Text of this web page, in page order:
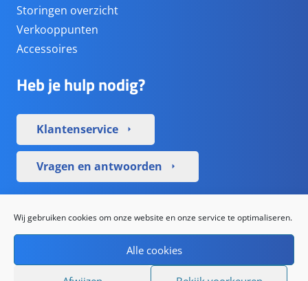
Wij gebruiken cookies om onze website en onze service te optimaliseren.
Alle cookies
Storingen overzicht
Verkooppunten
Accessoires
Heb je hulp nodig?
Klantenservice arrow_right
Vragen en antwoorden arrow_right
Sociale media